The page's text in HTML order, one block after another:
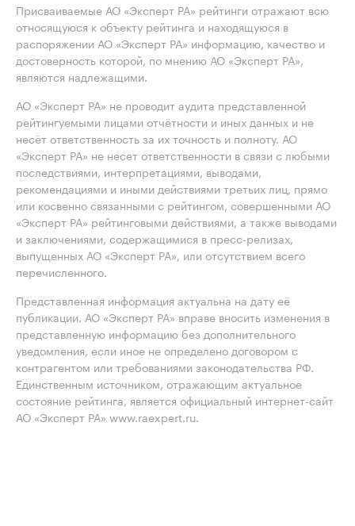
Присваиваемые АО «Эксперт РА» рейтинги отражают всю
относящуюся к объекту рейтинга и находящуюся в
распоряжении АО «Эксперт РА» информацию, качество и
достоверность которой, по мнению АО «Эксперт РА»,
являются надлежащими.
АО «Эксперт РА» не проводит аудита представленной
рейтингуемыми лицами отчётности и иных данных и не
несёт ответственность за их точность и полноту. АО
«Эксперт РА» не несет ответственности в связи с любыми
последствиями, интерпретациями, выводами,
рекомендациями и иными действиями третьих лиц, прямо
или косвенно связанными с рейтингом, совершенными АО
«Эксперт РА» рейтинговыми действиями, а также выводами
и заключениями, содержащимися в пресс-релизах,
выпущенных АО «Эксперт РА», или отсутствием всего
перечисленного.
Представленная информация актуальна на дату её
публикации. АО «Эксперт РА» вправе вносить изменения в
представленную информацию без дополнительного
уведомления, если иное не определено договором с
контрагентом или требованиями законодательства РФ.
Единственным источником, отражающим актуальное
состояние рейтинга, является официальный интернет-сайт
АО «Эксперт РА» www.raexpert.ru.